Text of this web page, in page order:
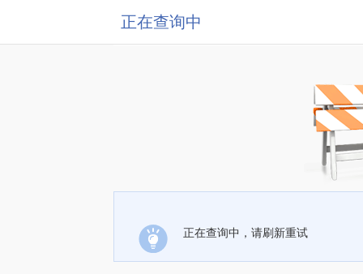
正在查询中
正在查询中，请刷新重试